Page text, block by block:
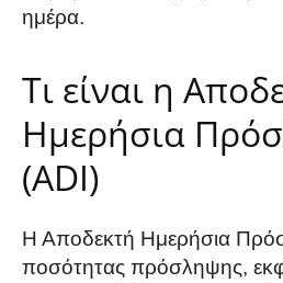
ημέρα.
Τι είναι η
Ημερήσια
(ADI)
Η Αποδεκτή Ημερήσια
ποσότητας πρόσληψης,